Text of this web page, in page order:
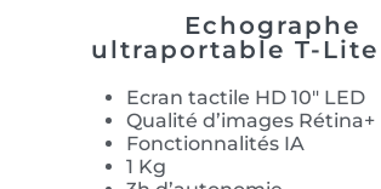
Echographe
ultraportable T-Lite
Ecran tactile HD 10″ LED
Qualité d’images Rétina+
Fonctionnalités IA
1 Kg